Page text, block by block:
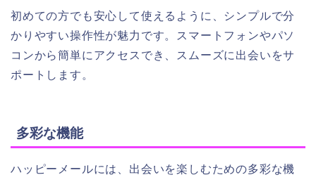
初めての方でも安心して使えるように、シンプルで分
かりやすい操作性が魅力です。スマートフォンやパソ
コンから簡単にアクセスでき、スムーズに出会いをサ
ポートします。
多彩な機能
ハッピーメールには、出会いを楽しむための多彩な機